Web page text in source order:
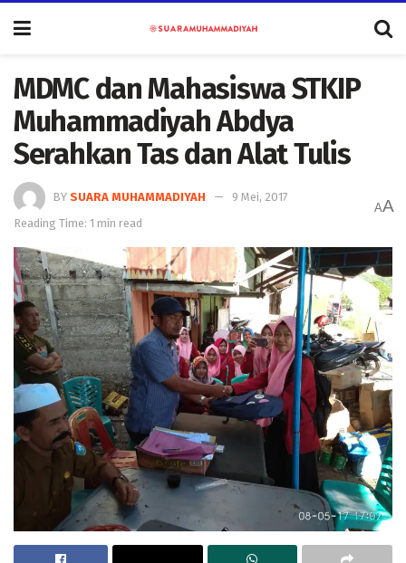
MDMC dan Mahasiswa STKIP
Muhammadiyah Abdya
Serahkan Tas dan Alat Tulis
BY SUARA MUHAMMADIYAH
9 Mei, 2017
Reading Time: 1 min read
AA